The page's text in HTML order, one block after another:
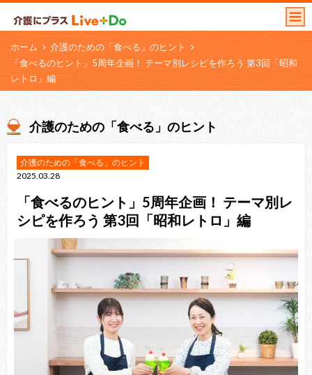
ホーム
介護のための「食べる」のヒント
「⾷べるのヒント」5周年企画！ テーマ別レシピを作ろう 第3回「昭和
レトロ」編
介護のための「食べる」のヒント
介護のための「食べる」のヒント
2025.03.28
「⾷べるのヒント」5周年企画！ テーマ別レ
シピを作ろう 第3回「昭和レトロ」編